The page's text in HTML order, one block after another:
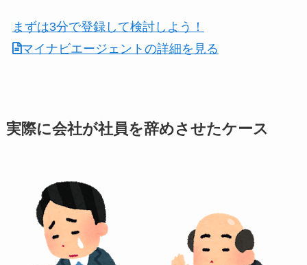
まずは3分で登録して検討しよう！
マイナビエージェントの詳細を見る
実際に会社が社員を辞めさせたケース